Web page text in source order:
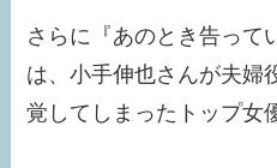
さらに『あのとき告って
は、小手伸也さんが夫婦
覚してしまったトップ女